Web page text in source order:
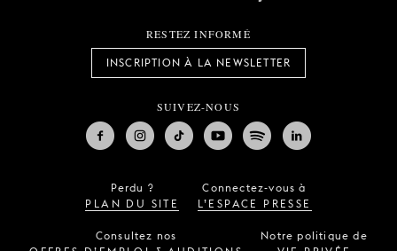
RESTEZ INFORMÉ
INSCRIPTION À LA NEWSLETTER
SUIVEZ-NOUS
Perdu ?
PLAN DU SITE
Connectez-vous à
L’ESPACE PRESSE
Consultez nos
Notre politique de